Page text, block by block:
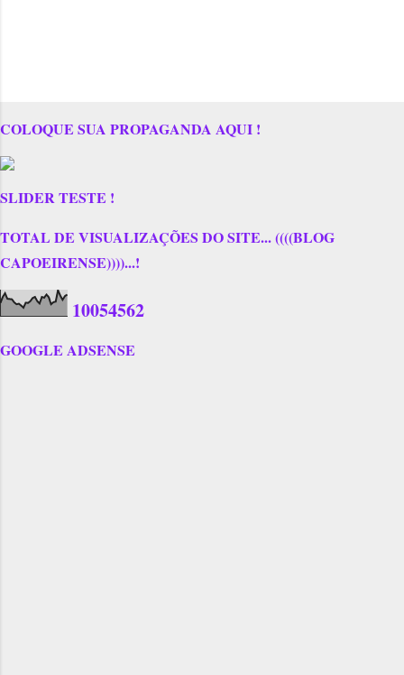
COLOQUE SUA PROPAGANDA AQUI !
SLIDER TESTE !
TOTAL DE VISUALIZAÇÕES DO SITE... ((((BLOG
CAPOEIRENSE))))...!
10054562
GOOGLE ADSENSE